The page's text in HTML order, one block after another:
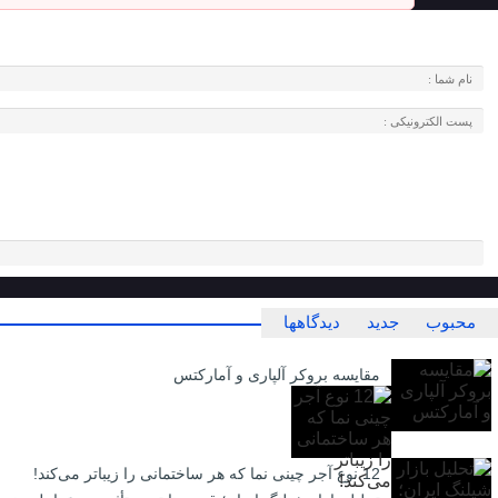
محبوب جدید دیدگاهها
مقایسه بروکر آلپاری و آمارکتس
12 نوع آجر چینی نما که هر ساختمانی را زیباتر می‌کند!